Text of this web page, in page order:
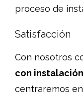
proceso de
Satisfacción
Con nosotros
con
centraremos